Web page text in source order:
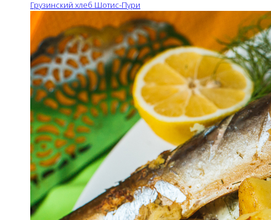
Грузинский хлеб Шотис-Пури